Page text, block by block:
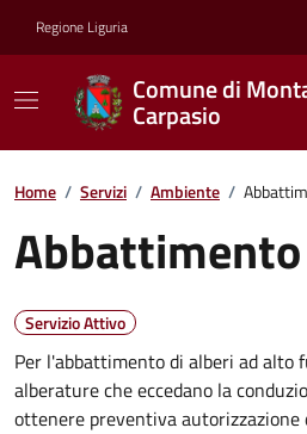
Regione Liguria
Comune di
Carpasio
Home / Servizi / Ambiente /
Servizio Attivo
Per l'abbattimento di alberi ad alto
alberature che eccedano la
ottenere preventiva autorizzazione